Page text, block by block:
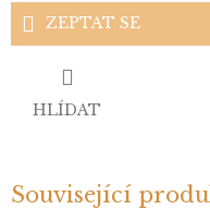
ZEPTAT SE
HLÍDAT
Související